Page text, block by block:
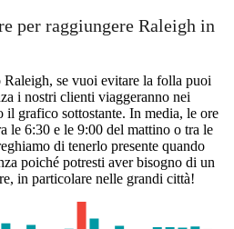
per raggiungere Raleigh in
se vuoi evitare la folla puoi
i nostri clienti viaggeranno nei
grafico sottostante. In media, le ore
le 6:30 e le 9:00 del mattino o tra le
di tenerlo presente quando
poiché potresti aver bisogno di un
in particolare nelle grandi città!